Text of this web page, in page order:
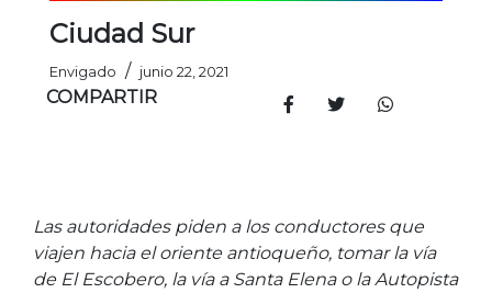
Ciudad Sur
Envigado / junio 22, 2021
COMPARTIR
Las autoridades piden a los conductores que
viajen hacia el oriente antioqueño, tomar la vía
de El Escobero, la vía a Santa Elena o la Autopista